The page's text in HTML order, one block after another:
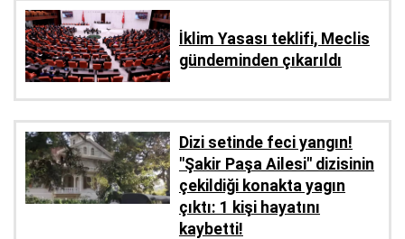
İklim Yasası teklifi, Meclis
gündeminden çıkarıldı
Dizi setinde feci yangın!
"Şakir Paşa Ailesi" dizisinin
çekildiği konakta yagın
çıktı: 1 kişi hayatını
kaybetti!